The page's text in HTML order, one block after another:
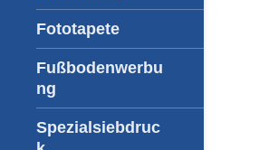
Fototapete
Fußbodenwerbu
ng
Spezialsiebdruc